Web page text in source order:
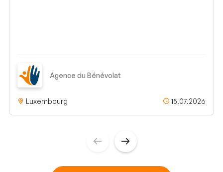
Agence du Bénévolat
Luxembourg 15.07.2026